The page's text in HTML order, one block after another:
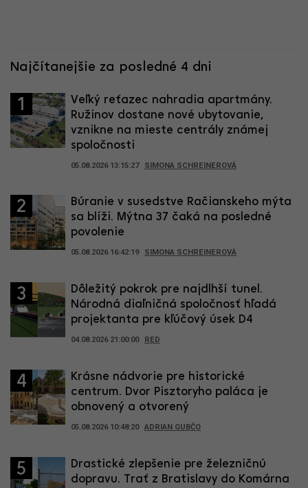
Najčítanejšie za posledné 4 dni
1
Veľký reťazec nahradia apartmány.
Ružinov dostane nové ubytovanie,
vznikne na mieste centrály známej
spoločnosti
05.08.2026 13:15:27 SIMONA SCHREINEROVÁ
2
Búranie v susedstve Račianskeho mýta
sa blíži. Mýtna 37 čaká na posledné
povolenie
05.08.2026 16:42:19 SIMONA SCHREINEROVÁ
3
Dôležitý pokrok pre najdlhší tunel.
Národná diaľničná spoločnosť hľadá
projektanta pre kľúčový úsek D4
04.08.2026 21:00:00 RED
4
Krásne nádvorie pre historické
centrum. Dvor Pisztoryho paláca je
obnovený a otvorený
05.08.2026 10:48:20 ADRIAN GUBČO
5
Drastické zlepšenie pre železničnú
dopravu. Trať z Bratislavy do Komárna